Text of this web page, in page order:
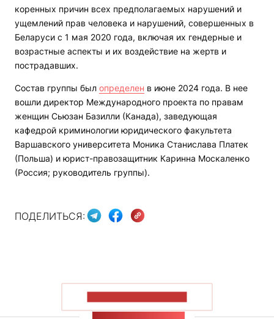
коренных причин всех предполагаемых нарушений и
ущемлений прав человека и нарушений, совершенных в
Беларуси с 1 мая 2020 года, включая их гендерные и
возрастные аспекты и их воздействие на жертв и
пострадавших.
Состав группы был определен в июне 2024 года. В нее
вошли директор Международного проекта по правам
женщин Сьюзан Базилли (Канада), заведующая
кафедрой криминологии юридического факультета
Варшавского университета Моника Станислава Платек
(Польша) и юрист-правозащитник Каринна Москаленко
(Россия; руководитель группы).
ПОДЕЛИТЬСЯ: